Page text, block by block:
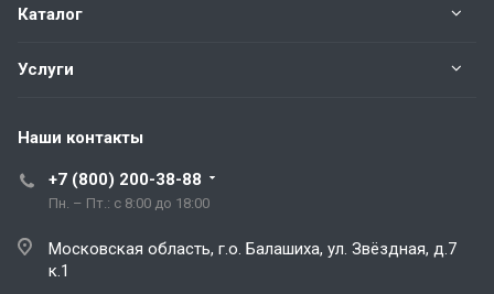
Каталог
Услуги
Наши контакты
+7 (800) 200-38-88
Пн. – Пт.: с 8:00 до 18:00
Московская область, г.о. Балашиха, ул. Звёздная, д.7
к.1